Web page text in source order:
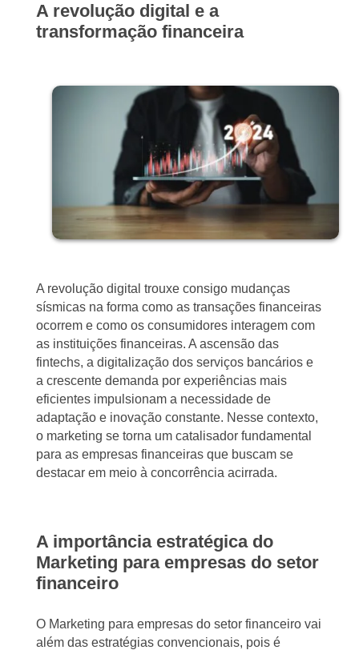
A revolução digital e a
transformação financeira
A revolução digital trouxe consigo mudanças
sísmicas na forma como as transações financeiras
ocorrem e como os consumidores interagem com
as instituições financeiras. A ascensão das
fintechs, a digitalização dos serviços bancários e
a crescente demanda por experiências mais
eficientes impulsionam a necessidade de
adaptação e inovação constante. Nesse contexto,
o marketing se torna um catalisador fundamental
para as empresas financeiras que buscam se
destacar em meio à concorrência acirrada.
A importância estratégica do
Marketing para empresas do setor
financeiro
O Marketing para empresas do setor financeiro vai
além das estratégias convencionais, pois é